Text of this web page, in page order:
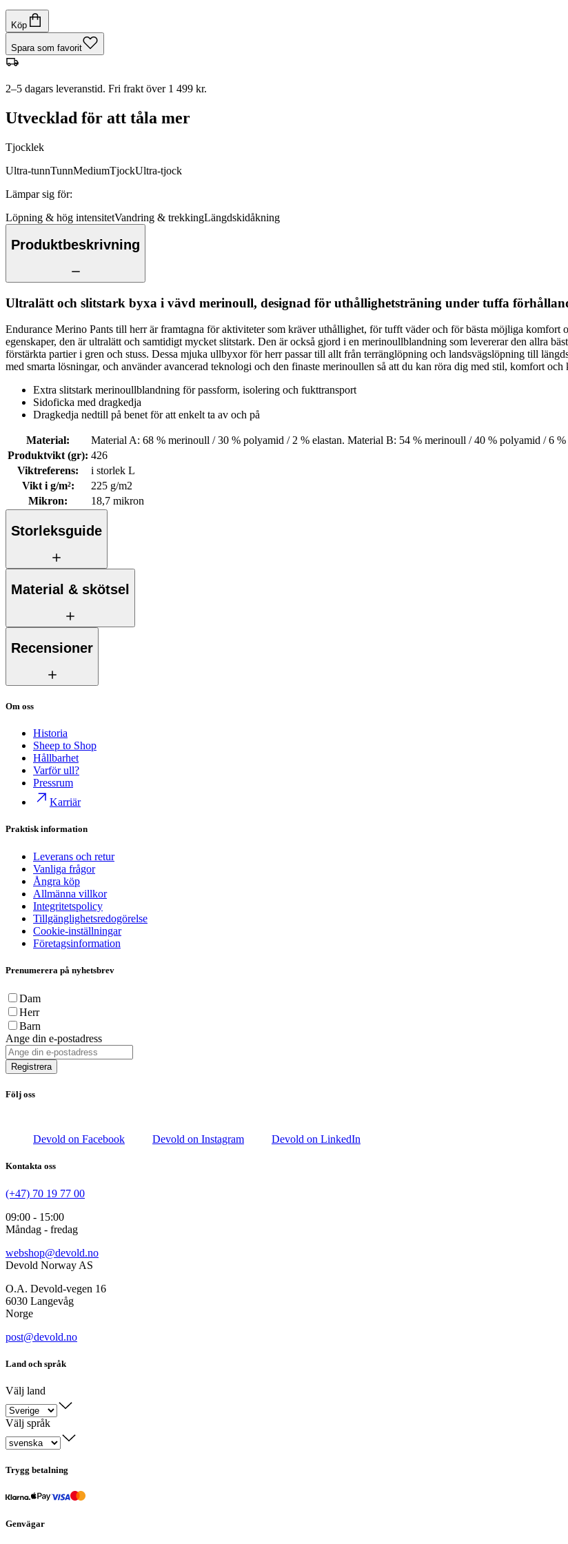
Köp
Spara som favorit
2–5 dagars leveranstid. Fri frakt över 1 499 kr.
Utvecklad för att tåla mer
Tjocklek
Ultra-tunnTunnMediumTjockUltra-tjock
Lämpar sig för:
Löpning & hög intensitetVandring & trekkingLängdskidåkning
Produktbeskrivning
Ultralätt och slitstark byxa i vävd merinoull, designad för uthållighetsträning under tuffa
Endurance Merino Pants till herr är framtagna för aktiviteter som kräver uthållighet, för tufft väder och för bästa möjliga
egenskaper, den är ultralätt och samtidigt mycket slitstark. Den är också gjord i en merinoullblandning som levererar den allra
förstärkta partier i gren och stuss. Dessa mjuka ullbyxor för herr passar till allt från terränglöpning och landsvägslöpning till
med smarta lösningar, och använder avancerad teknologi och den finaste merinoullen så att du kan röra dig med stil, komfort och
Extra slitstark merinoullblandning för passform, isolering och fukttransport
Sidoficka med dragkedja
Dragkedja nedtill på benet för att enkelt ta av och på
Material:
Material A: 68 % merinoull / 30 % polyamid / 2 % elastan. Material B: 54 % merinoull / 40 % polyamid / 6 %
Produktvikt (gr): 426
Viktreferens:
i storlek L
Vikt i g/m²:
225 g/m2
Mikron: 18,7 mikron
Storleksguide
Material & skötsel
Recensioner
Om oss
Historia
Sheep to Shop
Hållbarhet
Varför ull?
Pressrum
Karriär
Praktisk information
Leverans och retur
Vanliga frågor
Ångra köp
Allmänna villkor
Integritetspolicy
Tillgänglighetsredogörelse
Cookie-inställningar
Företagsinformation
Prenumerera på nyhetsbrev
Dam
Herr
Barn
Ange din e-postadress
Registrera
Följ oss
Devold on Facebook Devold on Instagram Devold on LinkedIn
Kontakta oss
(+47) 70 19 77 00
09:00 - 15:00
Måndag - fredag
webshop@devold.no
Devold Norway AS
O.A. Devold-vegen 16
6030 Langevåg
Norge
post@devold.no
Land och språk
Välj land
Välj språk
Trygg betalning
Genvägar